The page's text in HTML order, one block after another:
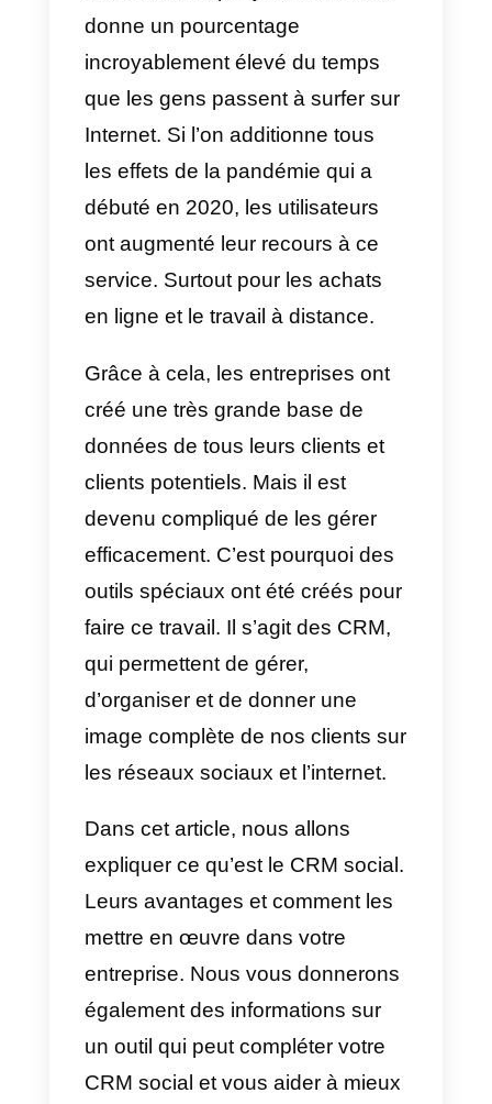
Aujourd’hui, la plupart des gens
dans le monde utilisent l’internet.
Il est connu que les utilisateurs
connectent en moyenne 2
et 30 minutes par jour. Cela nous
donne un pourcentage
que les gens passent à surfer sur
Internet. Si l’on additionne tous
les effets de la pandémie qui a
débuté en 2020, les utilisateurs
ont augmenté leur recours à ce
service. Surtout pour les achats
en ligne et le travail à distance.
Grâce à cela, les entreprises ont
créé une très grande base de
données de tous leurs clients et
clients potentiels. Mais il est
devenu compliqué de les gérer
outils spéciaux ont été créés
faire ce travail. Il s’agit des CRM,
qui permettent de gérer,